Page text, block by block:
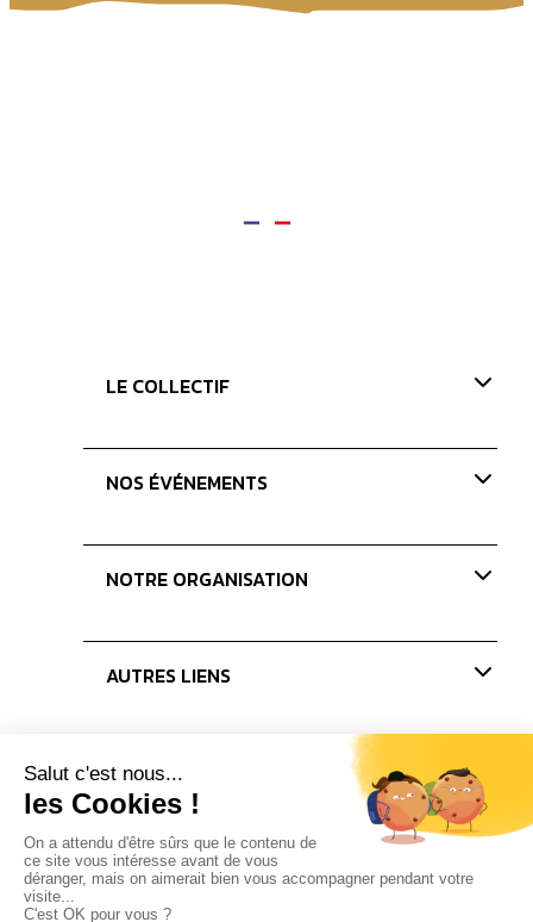
LE COLLECTIF
Présentation
Nos missions
NOS ÉVÉNEMENTS
Les concours
NOTRE ORGANISATION
AUTRES LIENS
Presse
Partenaires
Nous rejoindre